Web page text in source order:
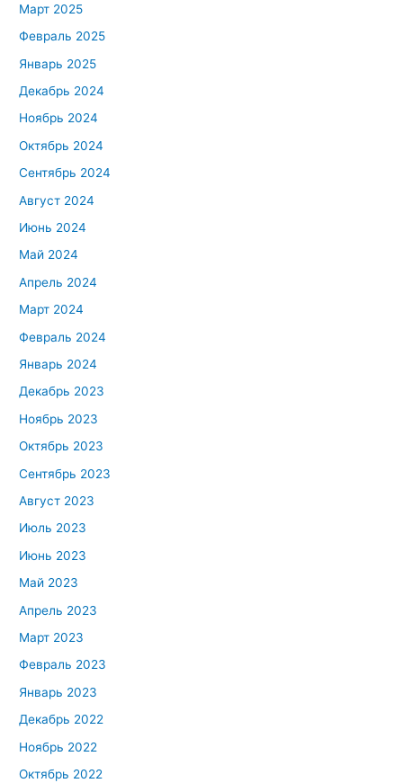
Март 2025
Февраль 2025
Январь 2025
Декабрь 2024
Ноябрь 2024
Октябрь 2024
Сентябрь 2024
Август 2024
Июнь 2024
Май 2024
Апрель 2024
Март 2024
Февраль 2024
Январь 2024
Декабрь 2023
Ноябрь 2023
Октябрь 2023
Сентябрь 2023
Август 2023
Июль 2023
Июнь 2023
Май 2023
Апрель 2023
Март 2023
Февраль 2023
Январь 2023
Декабрь 2022
Ноябрь 2022
Октябрь 2022